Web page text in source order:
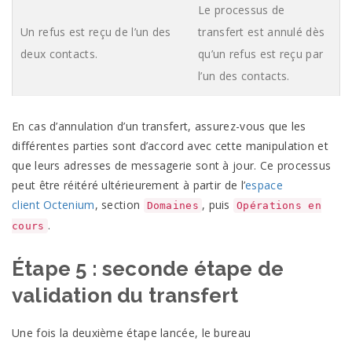
Un refus est reçu de l’un des
deux contacts.
Le processus de
transfert est annulé dès
qu’un refus est reçu par
l’un des contacts.
En cas d’annulation d’un transfert, assurez-vous que les
différentes parties sont d’accord avec cette manipulation et
que leurs adresses de messagerie sont à jour. Ce processus
peut être réitéré ultérieurement à partir de l’espace
clientOctenium, section Domaines , puis
Opérations en
cours .
Étape 5 : seconde étape de
validation du transfert
Une fois la deuxième étape lancée, le bureau